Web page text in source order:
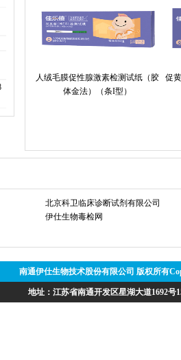
人绒毛膜促性腺激素检测试纸（胶
体金法）（条I型）
促
北京科卫临床诊断试剂有限公司
伊仕生物毒检网
南通伊仕生物技术股份有限公司 版权所有
地址：江苏省南通开发区星湖大道1692号